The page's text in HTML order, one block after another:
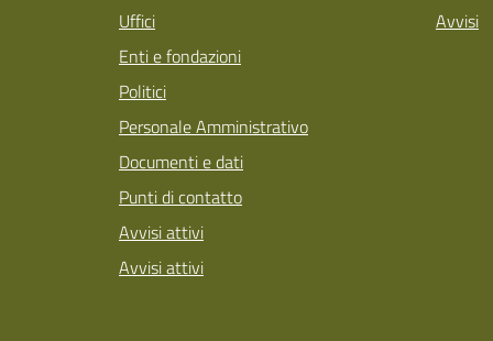
Uffici
Enti e fondazioni
Politici
Personale Amministrativo
Documenti e dati
Punti di contatto
Avvisi attivi
Avvisi attivi
Avvisi